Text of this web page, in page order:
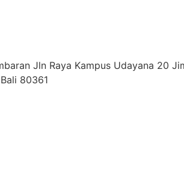
Jln Raya Kampus Udayana 20
80361